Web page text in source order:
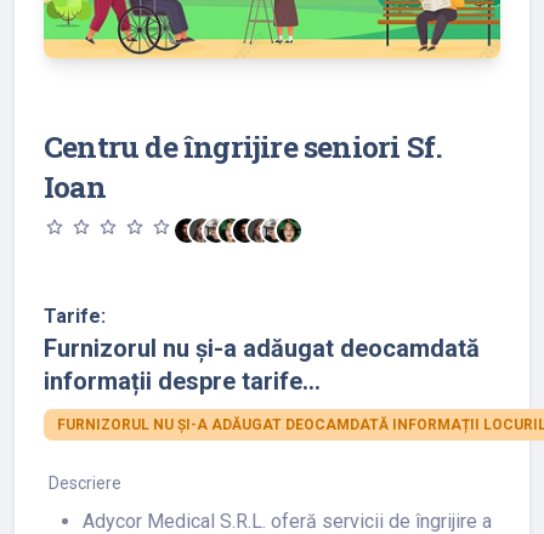
Centru de îngrijire seniori Sf.
Ioan
star_outline star_outline star_outline star_outline star_outline
Tarife:
Furnizorul nu și-a adăugat deocamdată
informații despre tarife...
FURNIZORUL NU ȘI-A ADĂUGAT DEOCAMDATĂ INFORMAȚII
Descriere
Adycor Medical S.R.L. oferă servicii de îngrijire a